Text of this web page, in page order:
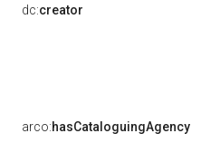
dc:creator
arco:hasCataloguingAgency